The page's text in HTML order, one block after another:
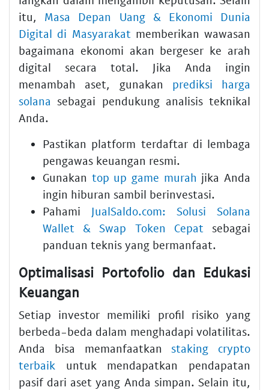
itu, Masa Depan Uang & Ekonomi Dunia
Digital di Masyarakat memberikan wawasan
bagaimana ekonomi akan bergeser ke arah
digital secara total. Jika Anda ingin
menambah aset, gunakan prediksi harga
solana sebagai pendukung analisis teknikal
Anda.
Pastikan platform terdaftar di lembaga
pengawas keuangan resmi.
Gunakan top up game murah jika Anda
ingin hiburan sambil berinvestasi.
Pahami JualSaldo.com: Solusi Solana
Wallet & Swap Token Cepat sebagai
panduan teknis yang bermanfaat.
Optimalisasi Portofolio dan Edukasi
Keuangan
Setiap investor memiliki profil risiko yang
berbeda-beda dalam menghadapi volatilitas.
Anda bisa memanfaatkanstaking crypto
terbaik untuk mendapatkan pendapatan
pasif dari aset yang Anda simpan. Selain itu,